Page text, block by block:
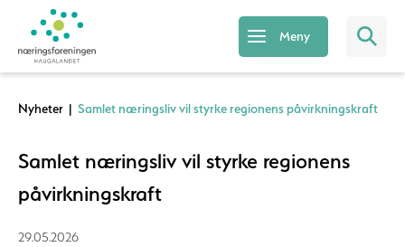
Meny
Nyheter | Samlet næringsliv vil styrke regionens påvirkningskraft
Samlet næringsliv vil styrke regionens
påvirkningskraft
29.05.2026